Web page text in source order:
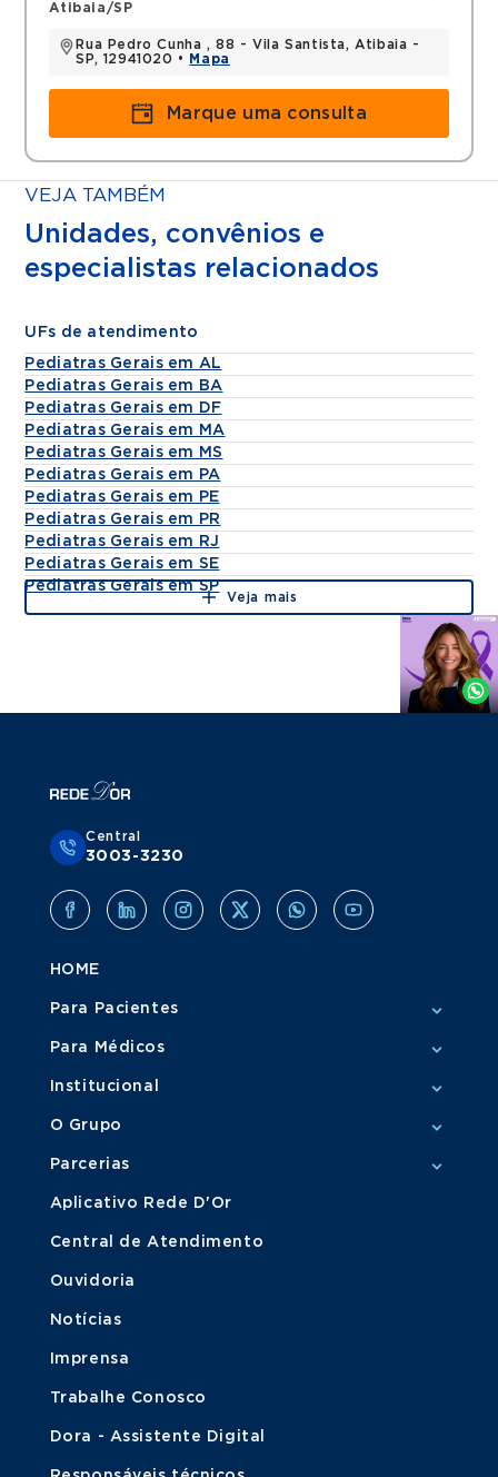
Atibaia/SP
Rua Pedro Cunha , 88 - Vila Santista, Atibaia -
SP, 12941020 •
Mapa
Marque uma consulta
VEJA TAMBÉM
Unidades, convênios e
especialistas relacionados
UFs de atendimento
Pediatras Gerais em AL
Pediatras Gerais em BA
Pediatras Gerais em DF
Pediatras Gerais em MA
Pediatras Gerais em MS
Pediatras Gerais em PA
Pediatras Gerais em PE
Pediatras Gerais em PR
Pediatras Gerais em RJ
Pediatras Gerais em SE
Pediatras Gerais em SP
Veja mais
Agende
Whatsapp
Central
3003-3230
HOME
Para Pacientes
Para Médicos
Institucional
O Grupo
Parcerias
Aplicativo Rede D'Or
Central de Atendimento
Ouvidoria
Notícias
Imprensa
Trabalhe Conosco
Dora - Assistente Digital